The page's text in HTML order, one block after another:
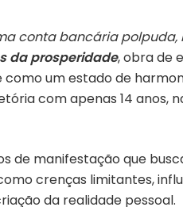
conta bancária
da prosperidade, obra de
um estado de
com apenas 14 anos,
de manifestação que
crenças limitantes,
da realidade pessoal.